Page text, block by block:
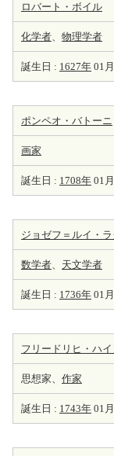
ロバート・ボイル
化学者、 物理学者
誕生日 : 1627年 01
ポンペオ・バトーニ
画家
誕生日 : 1708年 01
ジョゼフ＝ルイ・
数学者、 天文学者
誕生日 : 1736年 01
フリードリヒ・ハ
思想家、 作家
誕生日 : 1743年 01